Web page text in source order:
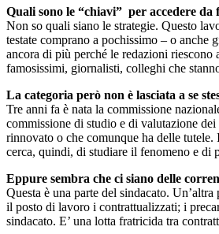
Quali sono le “chiavi” per accedere da
Non so quali siano le strategie. Questo
testate comprano a pochissimo – o
ancora di più perché le redazioni
famosissimi, giornalisti, colleghi che
La categoria però non è lasciata a se
Tre anni fa è nata la commissione
commissione di studio e di valutazione
rinnovato o che comunque ha delle
cerca, quindi, di studiare il fenomeno e di
Eppure sembra che ci siano delle
Questa è una parte del sindacato.
il posto di lavoro i contrattualizzati; i
sindacato. E’ una lotta fratricida tra